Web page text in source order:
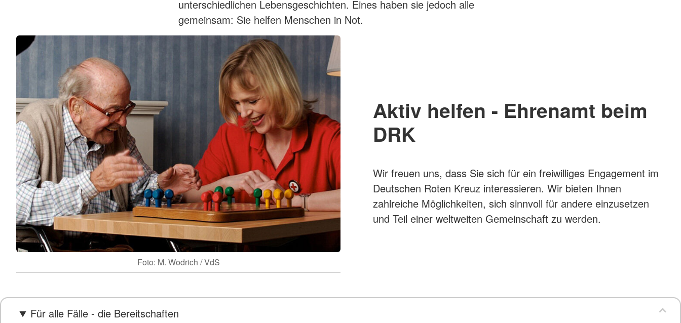
unterschiedlichen Lebensgeschichten. Eines haben sie jedoch alle
gemeinsam: Sie helfen Menschen in Not.
Foto: M. Wodrich / VdS
Aktiv helfen - Ehrenamt beim
DRK
Wir freuen uns, dass Sie sich für ein freiwilliges Engagement im
Deutschen Roten Kreuz interessieren. Wir bieten Ihnen
zahlreiche Möglichkeiten, sich sinnvoll für andere einzusetzen
und Teil einer weltweiten Gemeinschaft zu werden.
Für alle Fälle - die Bereitschaften